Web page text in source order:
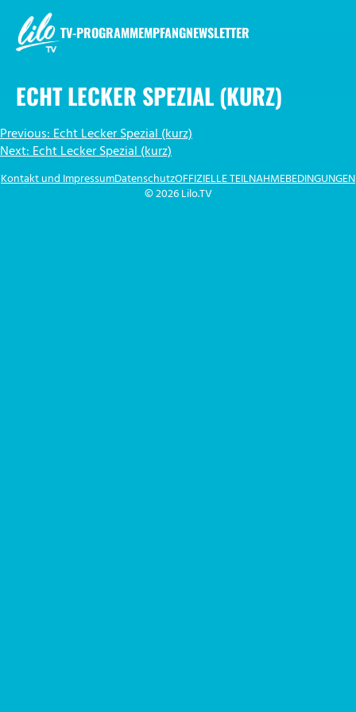
Inhalt
springen
TV-PROGRAMMEMPFANGNEWSLETTER
ECHT LECKER SPEZIAL (KURZ)
BEITRAGSNAVIGATION
Previous:Echt Lecker Spezial (kurz)
Next:Echt Lecker Spezial (kurz)
© 2026 Lilo.TV
Kontakt und ImpressumDatenschutzOFFIZIELLE TEILNAHMEBEDINGUNGEN